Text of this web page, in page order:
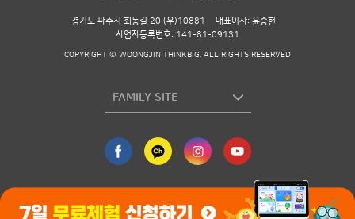
경기도 파주시 회동길 20 (우)10881
대표이사: 윤승현
사업자등록번호: 141-81-09131
COPYRIGHT © WOONGJIN THINKBIG. ALL RIGHTS RESERVED
FAMILY SITE